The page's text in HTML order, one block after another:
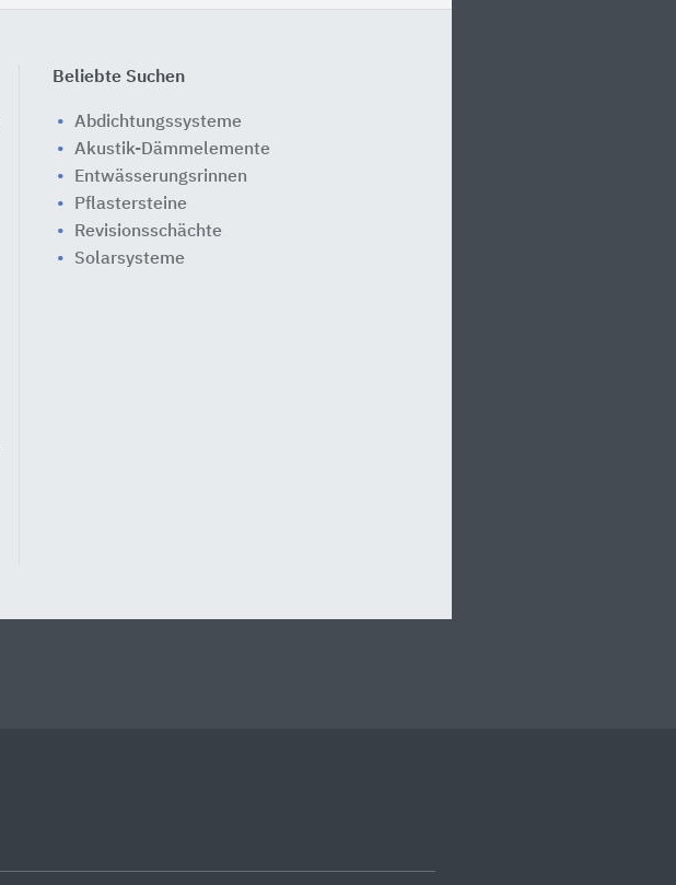
Beliebte Suchen
Abdichtungssysteme
Akustik-Dämmelemente
Entwässerungsrinnen
Pflastersteine
Revisionsschächte
Solarsysteme